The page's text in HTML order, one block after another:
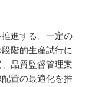
推進する。一定の
階的生産試行に
品質監督管理案
置の最適化を推